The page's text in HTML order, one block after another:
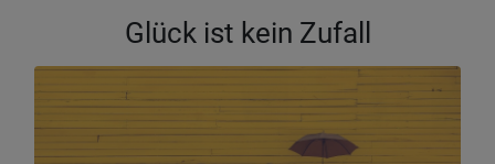
Glück ist kein Zufall